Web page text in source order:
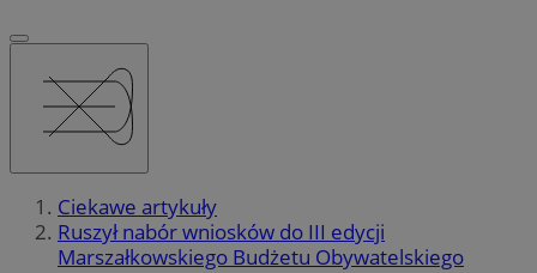
Ciekawe artykuły
Ruszył nabór wniosków do III edycji
Marszałkowskiego Budżetu Obywatelskiego